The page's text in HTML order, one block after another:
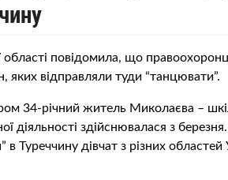
повідомила, що
яких відправляли туди “танцювати”.
34-річний житель Миколаєва –
діяльності здійснювалася з
Туреччину дівчат з різних областей